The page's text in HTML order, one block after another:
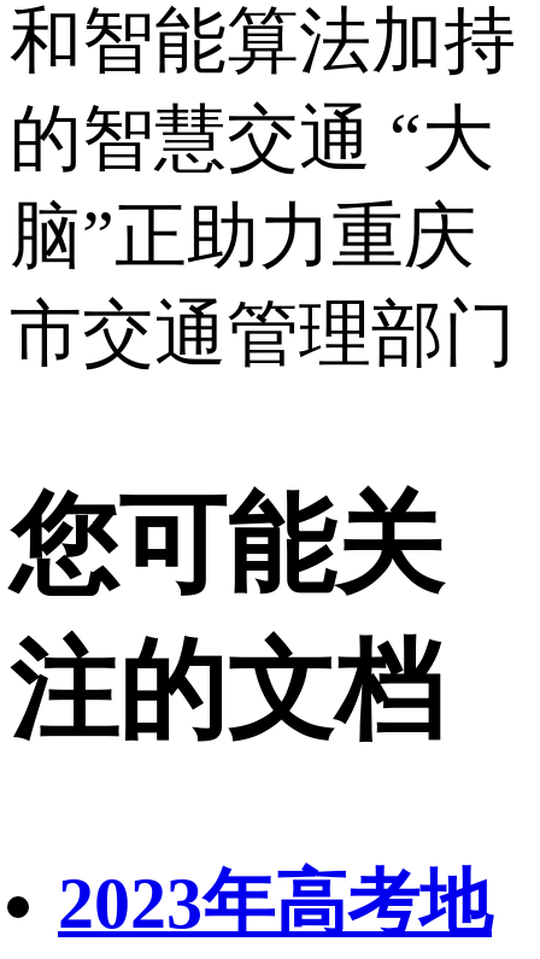
和智能算法加持
的智慧交通 “大
脑”正助力重庆
市交通管理部门
您可能关
注的文档
2023年高考地